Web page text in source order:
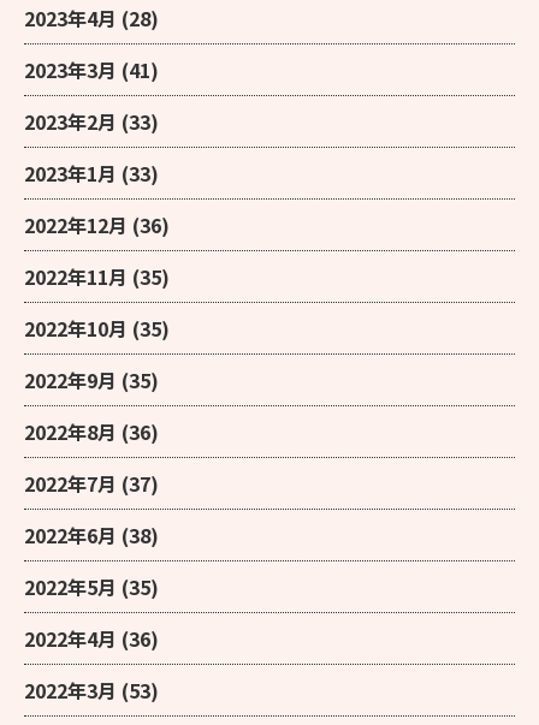
2023年4月 (28)
2023年3月 (41)
2023年2月 (33)
2023年1月 (33)
2022年12月 (36)
2022年11月 (35)
2022年10月 (35)
2022年9月 (35)
2022年8月 (36)
2022年7月 (37)
2022年6月 (38)
2022年5月 (35)
2022年4月 (36)
2022年3月 (53)